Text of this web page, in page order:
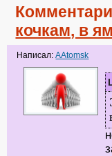
кочкам, в
Написал:AAtomsk